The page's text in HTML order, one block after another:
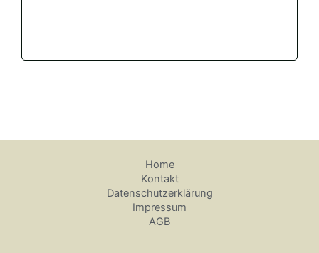
Home
Kontakt
Datenschutzerklärung
Impressum
AGB